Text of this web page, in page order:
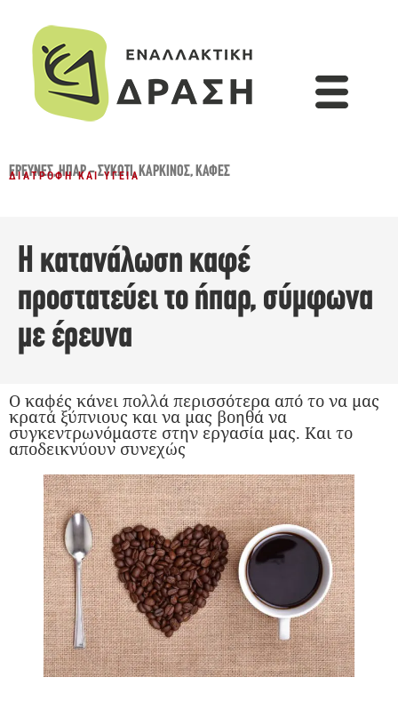
ΈΡΕΥΝΕΣ,ΗΠΑΡ - ΣΥΚΏΤΙ,ΚΑΡΚΊΝΟΣ,ΚΑΦΕΣ
ΔΙΑΤΡΟΦΉ ΚΑΙ ΥΓΕΊΑ
Η κατανάλωση καφέ
προστατεύει το ήπαρ, σύμφωνα
με έρευνα
Ο καφές κάνει πολλά περισσότερα από το να μας
κρατά ξύπνιους και να μας βοηθά να
συγκεντρωνόμαστε στην εργασία μας. Και το
αποδεικνύουν συνεχώς